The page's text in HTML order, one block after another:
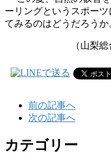
ーリングというスポー
てみるのはどうだろうか
（山梨
前の記事へ
次の記事へ
カテゴリー